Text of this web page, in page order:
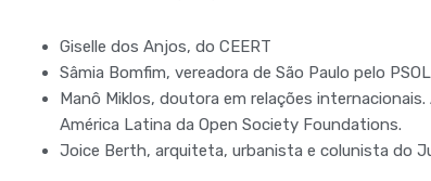
Giselle dos Anjos, do CEERT
Sâmia Bomfim, vereadora de São Paulo pelo PSOL
Manô Miklos, doutora em relações
América Latina da Open Society Foundations.
Joice Berth, arquiteta, urbanista e colunista do